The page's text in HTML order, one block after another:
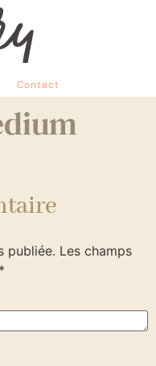
Contact
publiée. Les champs
*